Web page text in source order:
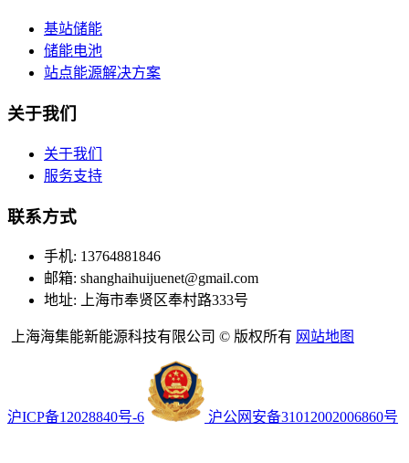
基站储能
储能电池
站点能源解决方案
关于我们
关于我们
服务支持
联系方式
手机: 13764881846
邮箱: shanghaihuijuenet@gmail.com
地址: 上海市奉贤区奉村路333号
上海海集能新能源科技有限公司 © 版权所有 网站地图
沪ICP备12028840号-6 沪公网安备31012002006860号